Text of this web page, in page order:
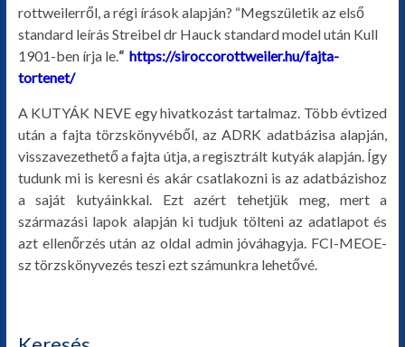
rottweilerről, a régi írások alapján? “Megszületik az első
standard leírás Streibel dr Hauck standard model után Kull
1901-ben írja le.“ https://siroccorottweiler.hu/fajta-
tortenet/
A KUTYÁK NEVE egy hivatkozást tartalmaz. Több évtized
után a fajta törzskönyvéből, az ADRK adatbázisa alapján,
visszavezethető a fajta útja, a regisztrált kutyák alapján. Így
tudunk mi is keresni és akár csatlakozni is az adatbázishoz
a saját kutyáinkkal. Ezt azért tehetjük meg, mert a
származási lapok alapján ki tudjuk tölteni az adatlapot és
azt ellenőrzés után az oldal admin jóváhagyja. FCI-MEOE-
sz törzskönyvezés teszi ezt számunkra lehetővé.